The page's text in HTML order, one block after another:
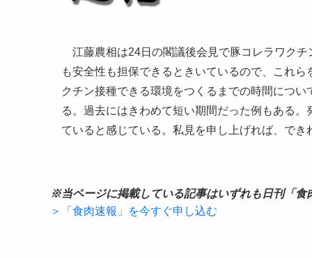
江藤農相は24日の閣議後会見で豚コレラワク
も安全性も担保できるときいているので、これ
クチン接種できる環境をつくるまでの時間につ
る。過去にはきわめて短い期間だった例もある
ていると感じている。私見を申し上げれば、で
※当ページに掲載している記事はいずれも日刊「
＞「食肉速報」を今すぐ申し込む